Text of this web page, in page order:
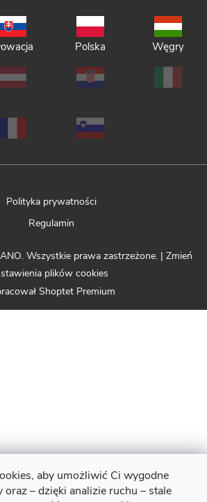
aby umożliwić Ci wygodne
oraz – dzięki analizie ruchu – stale
Polska Węgry
Polityka prywatności
Regulamin
Shoptet Premium
. Wszystkie prawa zastrzeżone. | Zmień
plików cookies